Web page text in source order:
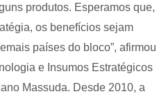
produtos. Esperamos que,
os benefícios sejam
países do bloco”, afirmou
e Insumos Estratégicos
Massuda. Desde 2010, a